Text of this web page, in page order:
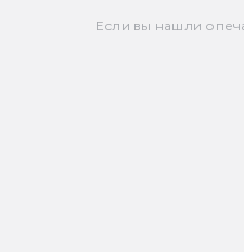
Если вы нашли